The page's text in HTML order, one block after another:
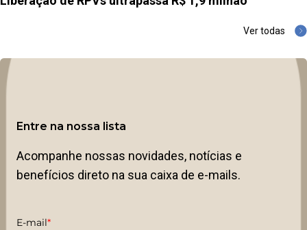
Ver todas
Entre na nossa lista
Acompanhe nossas novidades, notícias e
benefícios direto na sua caixa de e-mails.
E-mail*